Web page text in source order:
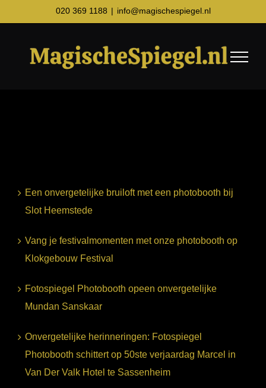
naar
020 369 1188 | info@magischespiegel.nl
Een onvergetelijke bruiloft met een photobooth bij
Slot Heemstede
Vang je festivalmomenten met onze photobooth op
Klokgebouw Festival
Fotospiegel Photobooth opeen onvergetelijke
Mundan Sanskaar
Onvergetelijke herinneringen: Fotospiegel
Photobooth schittert op 50ste verjaardag Marcel in
Van Der Valk Hotel te Sassenheim